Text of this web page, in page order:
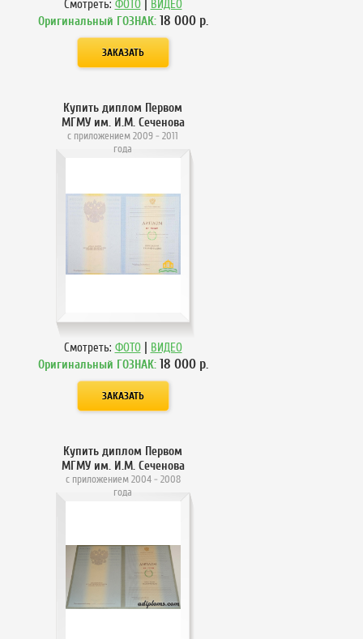
Смотреть: ФОТО | ВИДЕО
Оригинальный ГОЗНАК: 18 000р.
Купить диплом Первом
МГМУ им. И.М. Сеченова
с приложением 2009 - 2011
года
Смотреть: ФОТО | ВИДЕО
Оригинальный ГОЗНАК: 18 000р.
Купить диплом Первом
МГМУ им. И.М. Сеченова
с приложением 2004 - 2008
года